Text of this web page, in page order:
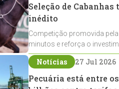
Seleção de
inédito
Competição promovida
minutos e reforça o
Crioulos voltados ao laço
Notícias 27 Jul 2026
Pecuária está entre